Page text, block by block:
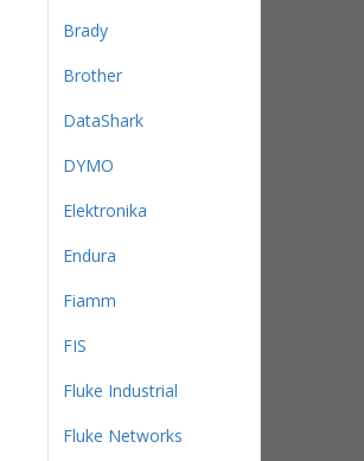
Brady
Brother
DataShark
DYMO
Elektronika
Endura
Fiamm
FIS
Fluke Industrial
Fluke Networks